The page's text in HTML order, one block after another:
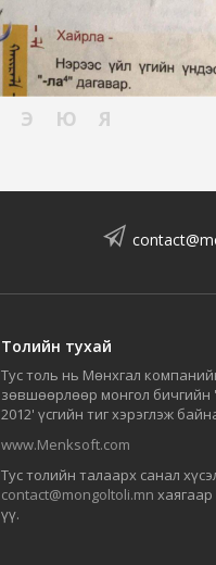
Э Ю Я
Толийн тухай
Тус толь нь Мөнхгал
зөвшөөрлөөр монгол бичгийн
2012' үсгийн тиг хэрэглэж
www.Menksoft.com
Тус толийн талаарх санал
contact@mongoltoli.mn
үү.